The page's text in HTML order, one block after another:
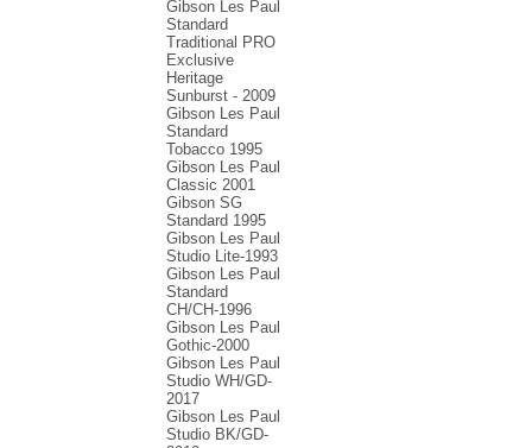
Gibson Les Paul
Standard
Traditional PRO
Exclusive
Heritage
Sunburst - 2009
Gibson Les Paul
Standard
Tobacco 1995
Gibson Les Paul
Classic 2001
Gibson SG
Standard 1995
Gibson Les Paul
Studio Lite-1993
Gibson Les Paul
Standard
CH/CH-1996
Gibson Les Paul
Gothic-2000
Gibson Les Paul
Studio WH/GD-
2017
Gibson Les Paul
Studio BK/GD-